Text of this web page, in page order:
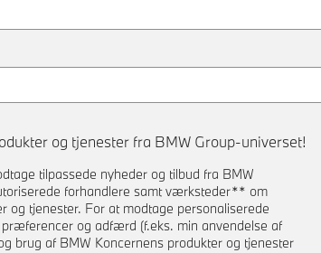
og tjenester fra BMW Group-universet!
tilpassede nyheder og tilbud fra BMW
forhandlere samt værksteder** om
og tjenester. For at modtage personaliserede
og adfærd (f.eks. min anvendelse af
brug af BMW Koncernens produkter og tjenester